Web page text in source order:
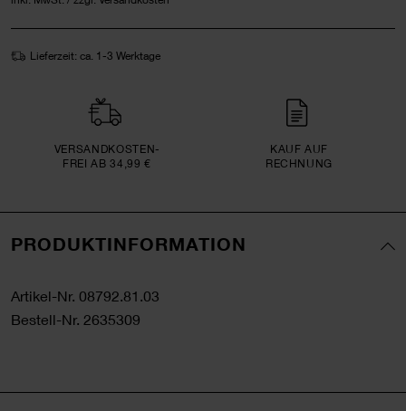
Lieferzeit: ca. 1-3 Werktage
VERSAND­KOSTEN­
FREI AB 34,99 €
KAUF AUF
RECHNUNG
PRODUKTINFORMATION
Artikel-Nr. 08792.81.03
Bestell-Nr. 2635309